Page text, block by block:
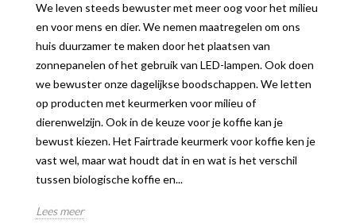
We leven steeds bewuster met meer oog voor het milieu
en voor mens en dier. We nemen maatregelen om ons
huis duurzamer te maken door het plaatsen van
zonnepanelen of het gebruik van LED-lampen. Ook doen
we bewuster onze dagelijkse boodschappen. We letten
op producten met keurmerken voor milieu of
dierenwelzijn. Ook in de keuze voor je koffie kan je
bewust kiezen. Het Fairtrade keurmerk voor koffie ken je
vast wel, maar wat houdt dat in en wat is het verschil
tussen biologische koffie en...
Lees meer